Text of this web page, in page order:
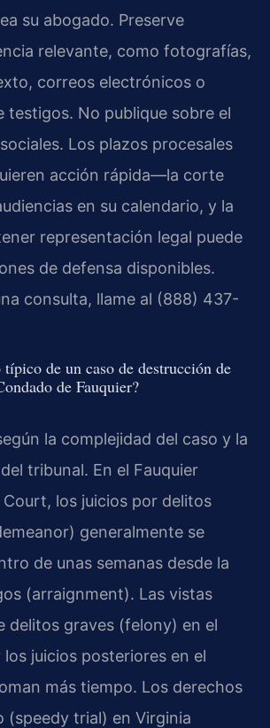
su abogado. Preserve
relevante, como fotografías,
correos electrónicos o
testigos. No publique sobre el
Los plazos procesales
acción rápida—la corte
en su calendario, y la
representación legal puede
de defensa disponibles.
consulta, llame al (888) 437-
de un caso de destrucción de
de Fauquier?
la complejidad del caso y la
tribunal. En el Fauquier
los juicios por delitos
generalmente se
de unas semanas desde la
(arraignment). Las vistas
delitos graves (felony) en el
juicios posteriores en el
más tiempo. Los derechos
(speedy trial) en Virginia